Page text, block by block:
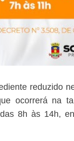
reduzido
ocorrerá na
8h às 14h,